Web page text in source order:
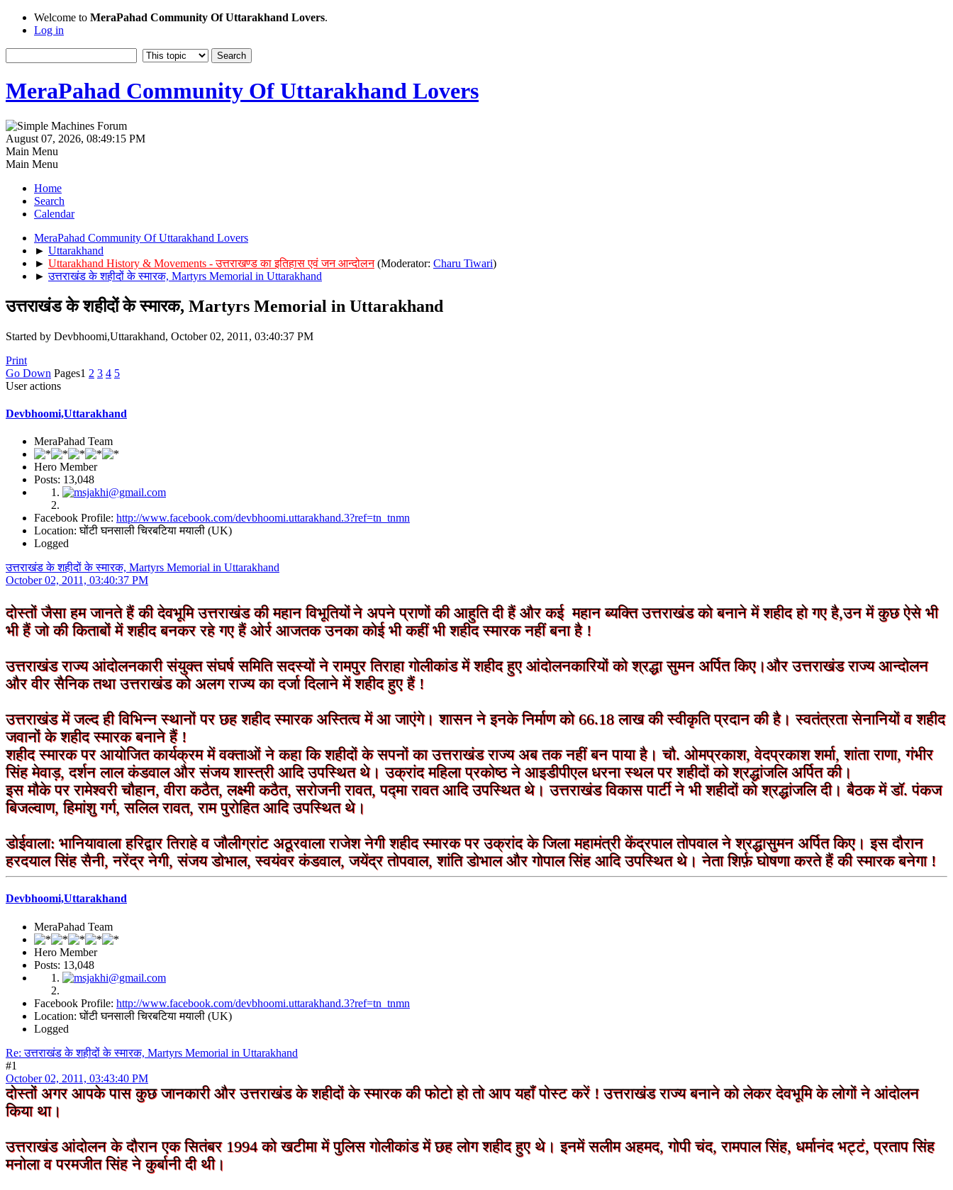
Welcome to MeraPahad Community Of Uttarakhand Lovers.
Log in
MeraPahad Community Of Uttarakhand Lovers
August 07, 2026, 08:49:15 PM
Main Menu
Main Menu
Home
Search
Calendar
MeraPahad Community Of Uttarakhand Lovers
► Uttarakhand
► Uttarakhand History & Movements - उत्तराखण्ड का इतिहास एवं जन आन्दोलन (Moderator: Charu Tiwari)
►उत्तराखंड के शहीदों के स्मारक, Martyrs Memorial in Uttarakhand
उत्तराखंड के शहीदों के स्मारक, Martyrs Memorial in Uttarakhand
Started by Devbhoomi,Uttarakhand, October 02, 2011, 03:40:37 PM
Print
Go Down Pages1 2 3 4 5
User actions
Devbhoomi,Uttarakhand
MeraPahad Team
Hero Member
Posts: 13,048
Facebook Profile: http://www.facebook.com/devbhoomi.uttarakhand.3?ref=tn_tnmn
Location: घोंटी घनसाली चिरबटिया मयाली (UK)
Logged
उत्तराखंड के शहीदों के स्मारक, Martyrs Memorial in Uttarakhand
October 02, 2011, 03:40:37 PM
दोस्तों जैसा हम जानते हैं की देवभूमि उत्तराखंडकी महान विभूतियोंने अपने प्राणों की आहुति दी हैं और कई महान ब्यक्ति उत्तराखंड को बनाने में शहीद हो गए है,उन में कुछ ऐसे भी
भी हैं जो की किताबों में शहीद बनकर रहे गए हैं ओर्र आजतक उनका कोई भी कहीं भी शहीद स्मारक नहीं बना है !
उत्तराखंड राज्य आंदोलनकारी संयुक्त संघर्ष समिति सदस्यों ने रामपुर तिराहा गोलीकांड में शहीद हुए आंदोलनकारियों को श्रद्धा सुमन अर्पित किए।और उत्तराखंड राज्य आन्दोलन
और वीर सैनिक तथा उत्तराखंड को अलग राज्य का दर्जा दिलाने में शहीद हुए हैं !
उत्तराखंड में जल्द ही विभिन्न स्थानों पर छह शहीद स्मारक अस्तित्व में आ जाएंगे। शासन ने इनके निर्माण को 66.18 लाख की स्वीकृति प्रदान की है। स्वतंत्रता सेनानियों व शहीद
जवानों के शहीद स्मारक बनाने हैं !
शहीद स्मारक पर आयोजित कार्यक्रम में वक्ताओं ने कहा कि शहीदों के सपनों का उत्तराखंड राज्य अब तक नहीं बन पाया है। चौ. ओमप्रकाश, वेदप्रकाश शर्मा, शांता राणा, गंभीर
सिंह मेवाड़, दर्शन लाल कंडवाल और संजय शास्त्री आदि उपस्थित थे। उक्रांद महिला प्रकोष्ठ ने आइडीपीएल धरना स्थल पर शहीदों को श्रद्धांजलि अर्पित की।
इस मौके पर रामेश्वरी चौहान, वीरा कठैत, लक्ष्मी कठैत, सरोजनी रावत, पद्मा रावत आदि उपस्थित थे। उत्तराखंड विकास पार्टी ने भी शहीदों को श्रद्धांजलि दी। बैठक में डॉ. पंकज
बिजल्वाण, हिमांशु गर्ग, सलिल रावत, राम पुरोहित आदि उपस्थित थे।
डोईवाला: भानियावाला हरिद्वार तिराहे व जौलीग्रांट अठूरवाला राजेश नेगी शहीद स्मारक पर उक्रांद के जिला महामंत्री केंद्रपाल तोपवाल ने श्रद्धासुमन अर्पित किए। इस दौरान
हरदयाल सिंह सैनी, नरेंद्र नेगी, संजय डोभाल, स्वयंवर कंडवाल, जयेंद्र तोपवाल, शांति डोभाल और गोपाल सिंह आदि उपस्थित थे। नेता शिर्फ़ घोषणा करते हैं की स्मारक बनेगा !
Devbhoomi,Uttarakhand
MeraPahad Team
Hero Member
Posts: 13,048
Facebook Profile: http://www.facebook.com/devbhoomi.uttarakhand.3?ref=tn_tnmn
Location: घोंटी घनसाली चिरबटिया मयाली (UK)
Logged
Re: उत्तराखंड के शहीदों के स्मारक, Martyrs Memorial in Uttarakhand
#1
October 02, 2011, 03:43:40 PM
दोस्तों अगर आपके पास कुछ जानकारी और उत्तराखंड के शहीदों के स्मारक की फोटो हो तो आप यहाँ पोस्ट करें ! उत्तराखंड राज्य बनाने को लेकर देवभूमि के लोगों ने आंदोलन
किया था।
उत्तराखंड आंदोलन के दौरान एक सितंबर 1994 को खटीमा में पुलिस गोलीकांड में छह लोग शहीद हुए थे। इनमें सलीम अहमद, गोपी चंद, रामपाल सिंह, धर्मानंद भट्टं, प्रताप सिंह
मनोला व परमजीत सिंह ने कुर्बानी दी थी।